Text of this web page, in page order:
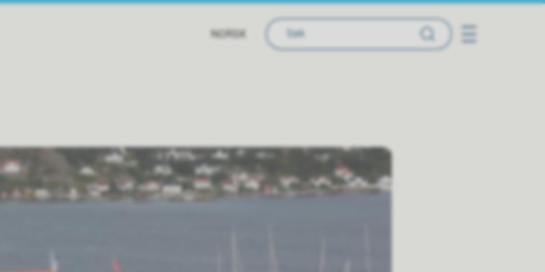
NORSK